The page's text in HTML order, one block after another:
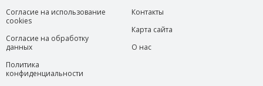
Согласие на использование
cookies
Согласие на обработку
данных
Политика
конфиденциальности
Контакты
Карта сайта
О нас